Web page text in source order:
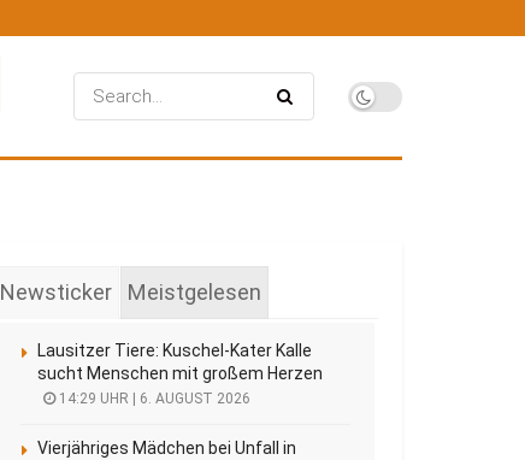
Newsticker Meistgelesen
Lausitzer Tiere: Kuschel-Kater Kalle
sucht Menschen mit großem Herzen
14:29 UHR | 6. AUGUST 2026
Vierjähriges Mädchen bei Unfall in